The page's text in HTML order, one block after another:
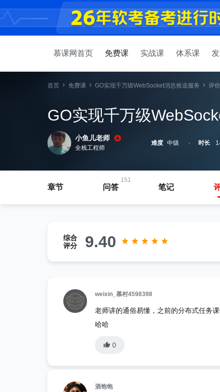
慕课网首页 免费课 实战课 体系课
首页 免费课 GO实现千万级WebSocket消息推送服务 评价
GO实现千万级
小鱼儿老师
全栈工程师
难度 中级 时长
章节
151
问答 笔记
综合
评分
9.40
weixin_慕村4598398
老师讲的通俗易懂，之前的分布式任务
哈哈
0
酒饱饱